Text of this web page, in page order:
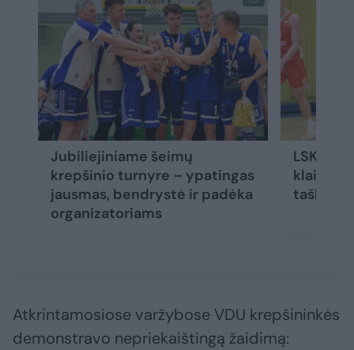
Jubiliejiniame šeimų
krepšinio turnyre – ypatingas
jausmas, bendrystė ir padėka
organizatoriams
LSKL
taškų
Atkrintamosiose varžybose VDU krepšininkės
demonstravo nepriekaištingą žaidimą: